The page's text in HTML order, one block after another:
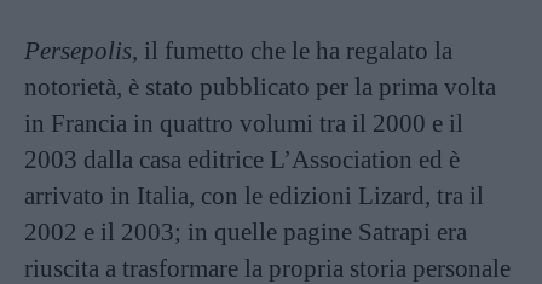
Persepolis, il fumetto che le ha regalato la
notorietà, è stato pubblicato per la prima volta
in Francia in quattro volumi tra il 2000 e il
2003 dalla casa editrice L’Association ed è
arrivato in Italia, con le edizioni Lizard, tra il
2002 e il 2003; in quelle pagine Satrapi era
riuscita a trasformare la propria storia personale